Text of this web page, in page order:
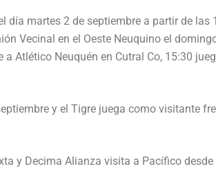
día martes 2 de septiembre a partir de las
Vecinal en el Oeste Neuquino el
Atlético Neuquén en Cutral Co, 15:30
y el Tigre juega como visitante
y Decima Alianza visita a Pacífico